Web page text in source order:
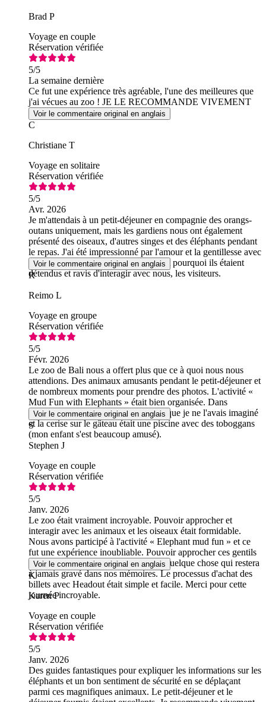
Brad P
Voyage en couple
Réservation vérifiée
5/5
La semaine dernière
Ce fut une expérience très agréable, l'une des meilleures que
j'ai vécues au zoo ! JE LE RECOMMANDE VIVEMENT
Voir le commentaire original en anglais
C
Christiane T
Voyage en solitaire
Réservation vérifiée
5/5
Avr. 2026
Je m'attendais à un petit-déjeuner en compagnie des orangs-
outans uniquement, mais les gardiens nous ont également
présenté des oiseaux, d'autres singes et des éléphants pendant
le repas. J'ai été impressionné par l'amour et la gentillesse avec
lesquels les animaux sont traités ; c'est pourquoi ils étaient
détendus et ravis d'interagir avec nous, les visiteurs.
Voir le commentaire original en anglais
R
Reimo L
Voyage en groupe
Réservation vérifiée
5/5
Févr. 2026
Le zoo de Bali nous a offert plus que ce à quoi nous nous
attendions. Des animaux amusants pendant le petit-déjeuner et
de nombreux moments pour prendre des photos. L'activité «
Mud Fun with Elephants » était bien organisée. Dans
l'ensemble, le zoo était plus agréable que je ne l'avais imaginé
et la cerise sur le gâteau était une piscine avec des toboggans
(mon enfant s'est beaucoup amusé).
Voir le commentaire original en anglais
S
Stephen J
Voyage en couple
Réservation vérifiée
5/5
Janv. 2026
Le zoo était vraiment incroyable. Pouvoir approcher et
interagir avec les animaux et les oiseaux était formidable.
Nous avons participé à l'activité « Elephant mud fun » et ce
fut une expérience inoubliable. Pouvoir approcher ces gentils
géants était vraiment magique. C'est quelque chose qui restera
à jamais gravé dans nos mémoires. Le processus d'achat des
billets avec Headout était simple et facile. Merci pour cette
journée incroyable.
Voir le commentaire original en anglais
K
Karen P
Voyage en couple
Réservation vérifiée
5/5
Janv. 2026
Des guides fantastiques pour expliquer les informations sur les
éléphants et un bon sentiment de sécurité en se déplaçant
parmi ces magnifiques animaux. Le petit-déjeuner et le